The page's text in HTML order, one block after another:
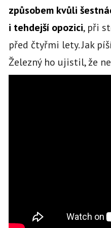
způsobem kvůli
i tehdejší opozici, při
před čtyřmi lety. Jak
Železný ho ujistil, že